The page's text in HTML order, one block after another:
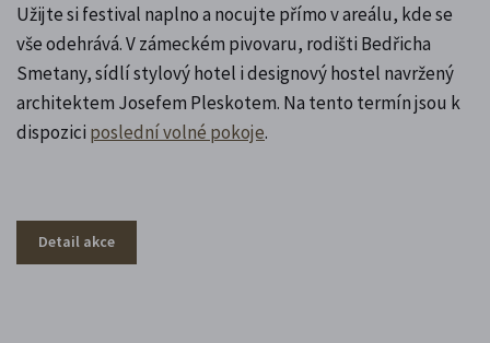
Užijte si festival naplno a nocujte přímo v areálu, kde se
vše odehrává. V zámeckém pivovaru, rodišti Bedřicha
Smetany, sídlí stylový hotel i designový hostel navržený
architektem Josefem Pleskotem. Na tento termín jsou k
dispozici poslední volné pokoje.
Detail akce